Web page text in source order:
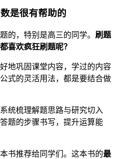
是很有帮助的
的，特别是高三的同学。 刷题
喜欢疯狂刷题呢？
地巩固课堂内容，学过的内容
式的灵活用法，都是要结合做
统梳理解题思路与研究切入
题的步骤书写，提升运算能
书推荐给同学们。这本书的最